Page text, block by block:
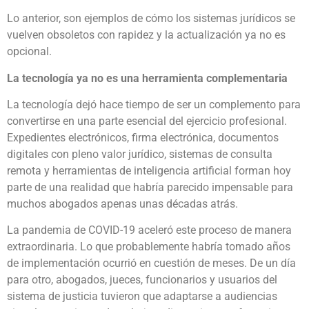
Lo anterior, son ejemplos de cómo los sistemas jurídicos se
vuelven obsoletos con rapidez y la actualización ya no es
opcional.
La tecnología ya no es una herramienta complementaria
La tecnología dejó hace tiempo de ser un complemento para
convertirse en una parte esencial del ejercicio profesional.
Expedientes electrónicos, firma electrónica, documentos
digitales con pleno valor jurídico, sistemas de consulta
remota y herramientas de inteligencia artificial forman hoy
parte de una realidad que habría parecido impensable para
muchos abogados apenas unas décadas atrás.
La pandemia de COVID-19 aceleró este proceso de manera
extraordinaria. Lo que probablemente habría tomado años
de implementación ocurrió en cuestión de meses. De un día
para otro, abogados, jueces, funcionarios y usuarios del
sistema de justicia tuvieron que adaptarse a audiencias